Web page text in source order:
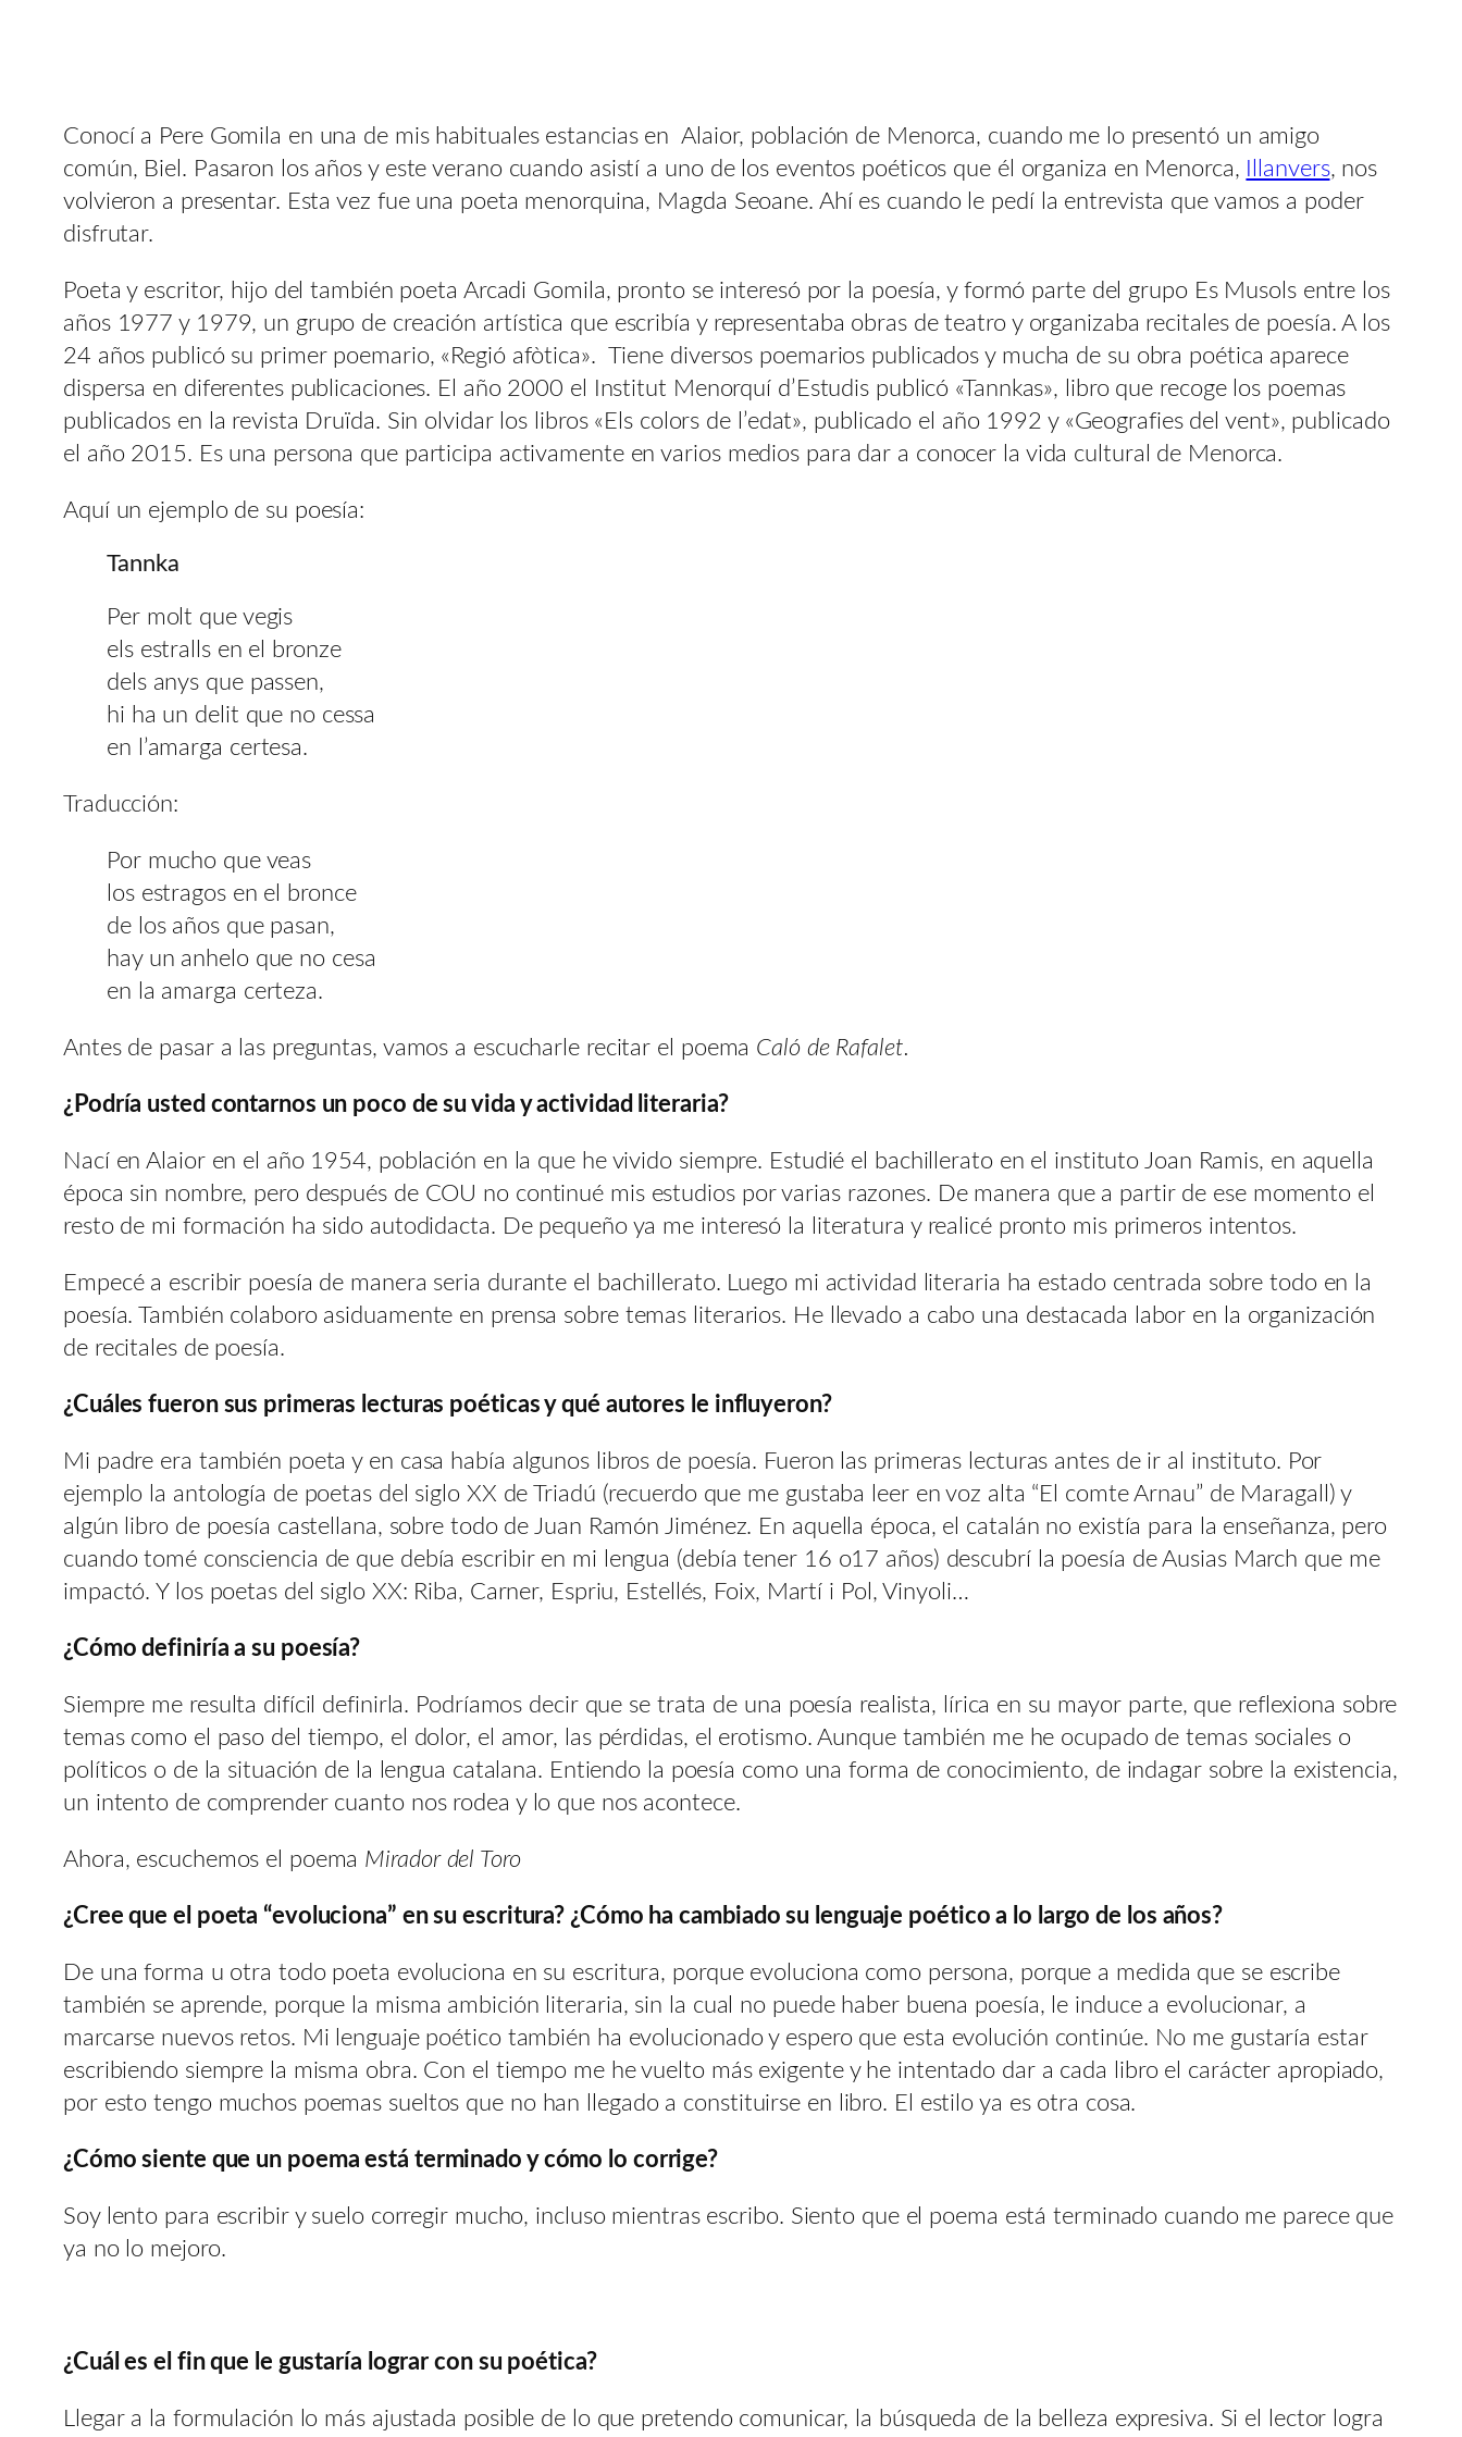
Conocí a Pere Gomila en una de mis habituales estancias en Alaior, población de Menorca, cuando me lo presentó un amigo
común, Biel. Pasaron los años y este verano cuando asistí a uno de los eventos poéticos que él organiza en Menorca,
Illanvers, nos
volvieron a presentar. Esta vez fue una poeta menorquina, Magda Seoane. Ahí es cuando le pedí la entrevista que vamos a poder
disfrutar.
Poeta y escritor, hijo del también poeta Arcadi Gomila, pronto se interesó por la poesía, y formó parte del grupo Es Musols entre los
años 1977 y 1979, un grupo de creación artística que escribía y representaba obras de teatro y organizaba recitales de poesía. A los
24 años publicó su primer poemario, «Regió afòtica». Tiene diversos poemarios publicados y mucha de su obra poética aparece
dispersa en diferentes publicaciones. El año 2000 el Institut Menorquí d’Estudis publicó «Tannkas», libro que recoge los poemas
publicados en la revista Druïda. Sin olvidar los libros «Els colors de l’edat», publicado el año 1992 y «Geografies del vent», publicado
el año 2015. Es una persona que participa activamente en varios medios para dar a conocer la vida cultural de Menorca.
Aquí un ejemplo de su poesía:
Tannka
Per molt que vegis
els estralls en el bronze
dels anys que passen,
hi ha un delit que no cessa
en l’amarga certesa.
Traducción:
Por mucho que veas
los estragos en el bronce
de los años que pasan,
hay un anhelo que no cesa
en la amarga certeza.
Antes de pasar a las preguntas, vamos a escucharle recitar el poema Caló de Rafalet.
¿Podría usted contarnos un poco de su vida y actividad literaria?
Nací en Alaior en el año 1954, población en la que he vivido siempre. Estudié el bachillerato en el instituto Joan Ramis, en aquella
época sin nombre, pero después de COU no continué mis estudios por varias razones. De manera que a partir de ese momento el
resto de mi formación ha sido autodidacta. De pequeño ya me interesó la literatura y realicé pronto mis primeros intentos.
Empecé a escribir poesía de manera seria durante el bachillerato. Luego mi actividad literaria ha estado centrada sobre todo en la
poesía. También colaboro asiduamente en prensa sobre temas literarios. He llevado a cabo una destacada labor en la organización
de recitales de poesía.
¿Cuáles fueron sus primeras lecturas poéticas y qué autores le influyeron?
Mi padre era también poeta y en casa había algunos libros de poesía. Fueron las primeras lecturas antes de ir al instituto. Por
ejemplo la antología de poetas del siglo XX de Triadú (recuerdo que me gustaba leer en voz alta “El comte Arnau” de Maragall) y
algún libro de poesía castellana, sobre todo de Juan Ramón Jiménez. En aquella época, el catalán no existía para la enseñanza, pero
cuando tomé consciencia de que debía escribir en mi lengua (debía tener 16 o17 años) descubrí la poesía de Ausias March que me
impactó. Y los poetas del siglo XX: Riba, Carner, Espriu, Estellés, Foix, Martí i Pol, Vinyoli…
¿Cómo definiría a su poesía?
Siempre me resulta difícil definirla. Podríamos decir que se trata de una poesía realista, lírica en su mayor parte, que reflexiona sobre
temas como el paso del tiempo, el dolor, el amor, las pérdidas, el erotismo. Aunque también me he ocupado de temas sociales o
políticos o de la situación de la lengua catalana. Entiendo la poesía como una forma de conocimiento, de indagar sobre la existencia,
un intento de comprender cuanto nos rodea y lo que nos acontece.
Ahora, escuchemos el poema Mirador del Toro
¿Cree que el poeta “evoluciona” en su escritura? ¿Cómo ha cambiado su lenguaje poético a lo largo de los años?
De una forma u otra todo poeta evoluciona en su escritura, porque evoluciona como persona, porque a medida que se escribe
también se aprende, porque la misma ambición literaria, sin la cual no puede haber buena poesía, le induce a evolucionar, a
marcarse nuevos retos. Mi lenguaje poético también ha evolucionado y espero que esta evolución continúe. No me gustaría estar
escribiendo siempre la misma obra. Con el tiempo me he vuelto más exigente y he intentado dar a cada libro el carácter apropiado,
por esto tengo muchos poemas sueltos que no han llegado a constituirse en libro. El estilo ya es otra cosa.
¿Cómo siente que un poema está terminado y cómo lo corrige?
Soy lento para escribir y suelo corregir mucho, incluso mientras escribo. Siento que el poema está terminado cuando me parece que
ya no lo mejoro.
¿Cuál es el fin que le gustaría lograr con su poética?
Llegar a la formulación lo más ajustada posible de lo que pretendo comunicar, la búsqueda de la belleza expresiva. Si el lector logra